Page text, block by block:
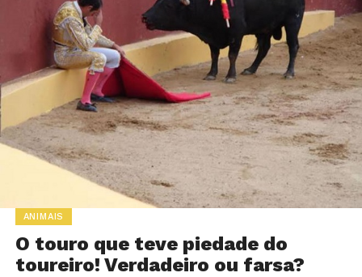
ANIMAIS
O touro que teve piedade do
toureiro! Verdadeiro ou farsa?